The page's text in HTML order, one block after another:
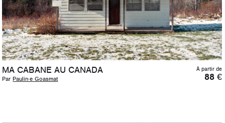
MA CABANE AU CANADA
Par Paulin·e Goasmat
À partir de
88€